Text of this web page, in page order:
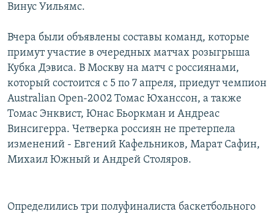
Винус Уильямс.
Вчера были объявлены составы команд, которые
примут участие в очередных матчах розыгрыша
Кубка Дэвиса. В Москву на матч с россиянами,
который состоится с 5 по 7 апреля, приедут чемпион
Australian Open-2002 Томас Юханссон, а также
Томас Энквист, Юнас Бьоркман и Андреас
Винсигерра. Четверка россиян не претерпела
изменений - Евгений Кафельников, Марат Сафин,
Михаил Южный и Андрей Столяров.
Определились три полуфиналиста баскетбольного